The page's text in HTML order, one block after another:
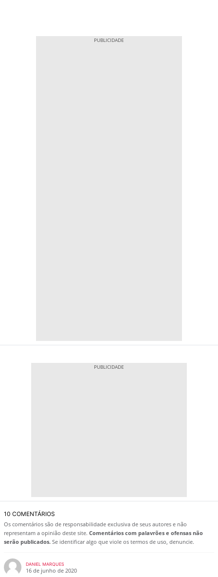
10 COMENTÁRIOS
Os comentários são de responsabilidade exclusiva de seus autores e não
representam a opinião deste site. Comentários com palavrões e ofensas não
serão publicados. Se identificar algo que viole os termos de uso, denuncie.
DANIEL MARQUES
16 de junho de 2020